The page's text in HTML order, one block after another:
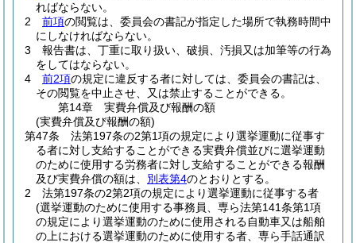
ればならない。
2
前項の閲覧は、委員会の書記が指定した場所で執務時間中
にしなければならない。
3
報告書は、丁重に取り扱い、破損、汚損又は加筆等の行為
をしてはならない。
4
前2項の規定に違反する者に対しては、委員会の書記は、
その閲覧を中止させ、又は禁止することができる。
第14章
実費弁償及び報酬の額
(実費弁償及び報酬の額)
第47条
法第197条の2第1項の規定により選挙運動に従事す
る者に対し支給することができる実費弁償並びに選挙運動
のために使用する労務者に対し支給することができる報酬
及び実費弁償の額は、 別表第4のとおりとする。
2
法第197条の2第2項の規定により選挙運動に従事する者
(選挙運動のために使用する事務員、専ら法第141条第1項
の規定により選挙運動のために使用される自動車又は船舶
の上における選挙運動のために使用する者、専ら手話通訳